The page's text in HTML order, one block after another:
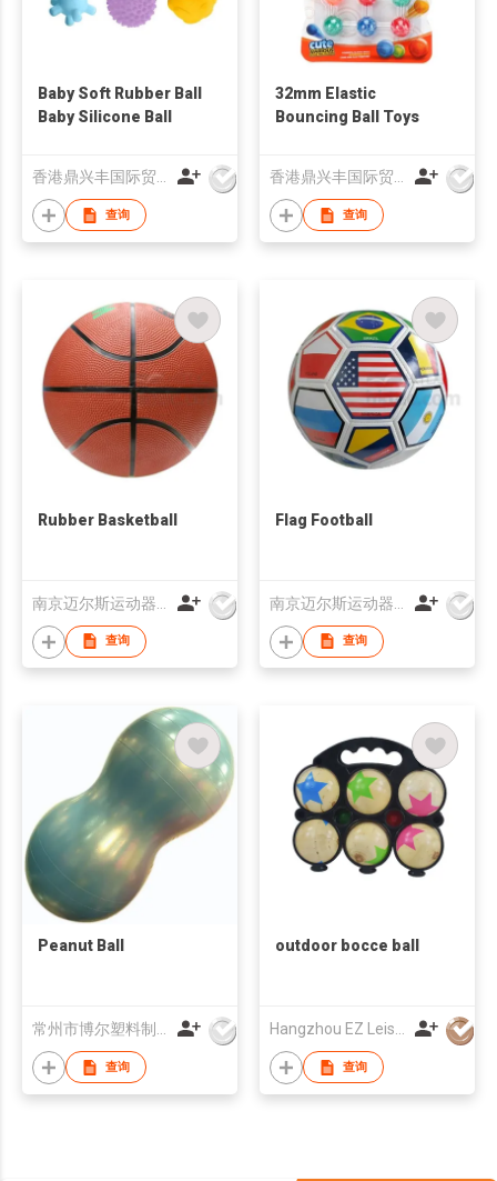
Baby Soft Rubber Ball
Baby Silicone Ball
香港鼎兴丰国际贸易有限公司
查询
32mm Elastic
Bouncing Ball Toys
香港鼎兴丰国际贸易有限公司
查询
Rubber Basketball
查询
Flag Football
查询
Peanut Ball
查询
outdoor bocce ball
查询